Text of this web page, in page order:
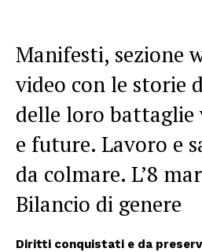
Manifesti, sezione
video con le storie
delle loro battaglie
e future. Lavoro e
da colmare. L’8
Bilancio di genere
Diritti conquistati e da